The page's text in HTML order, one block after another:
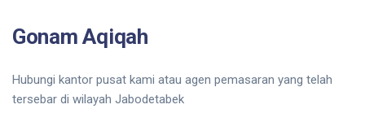
Gonam Aqiqah
Hubungi kantor pusat kami atau agen pemasaran yang telah
tersebar di wilayah Jabodetabek